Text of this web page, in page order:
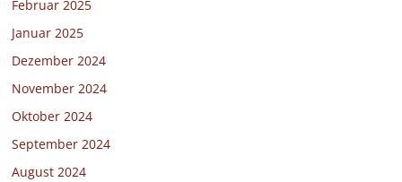
Februar 2025
Januar 2025
Dezember 2024
November 2024
Oktober 2024
September 2024
August 2024